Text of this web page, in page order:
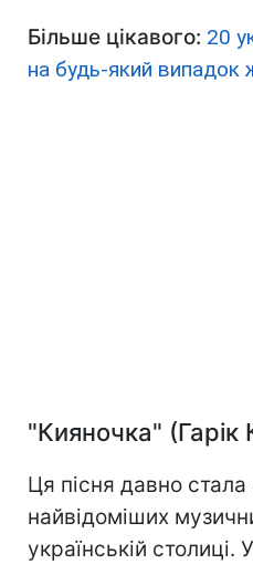
Більше цікавого: 20
на будь-який випадок
"Кияночка" (Гарік
Ця пісня давно стала
найвідоміших
українській столиці.